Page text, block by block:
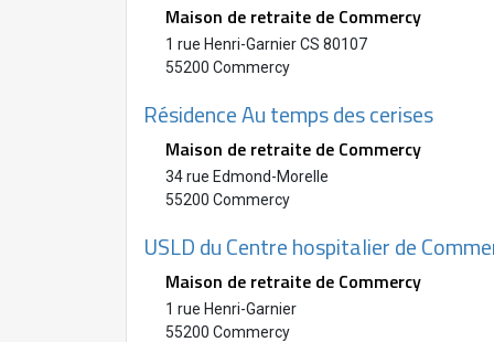
Maison de retraite de Commercy
1 rue Henri-Garnier CS 80107
55200 Commercy
Résidence Au temps des cerises
Maison de retraite de Commercy
34 rue Edmond-Morelle
55200 Commercy
USLD du Centre hospitalier de
Maison de retraite de Commercy
1 rue Henri-Garnier
55200 Commercy